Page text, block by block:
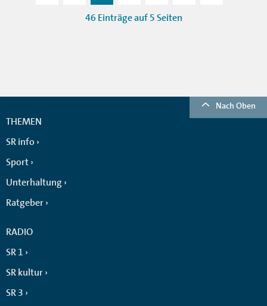
46 Einträge auf 5 Seiten
Nach Oben
THEMEN
SR info
Sport
Unterhaltung
Ratgeber
RADIO
SR 1
SR kultur
SR 3